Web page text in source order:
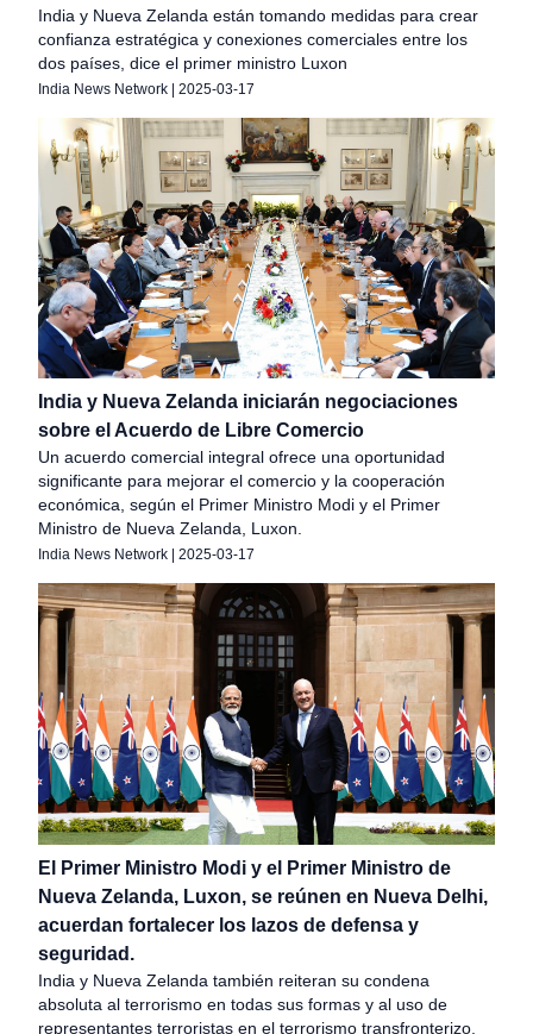
India y Nueva Zelanda están tomando medidas para crear
confianza estratégica y conexiones comerciales entre los
dos países, dice el primer ministro Luxon
India News Network | 2025-03-17
India y Nueva Zelanda iniciarán negociaciones
sobre el Acuerdo de Libre Comercio
Un acuerdo comercial integral ofrece una oportunidad
significante para mejorar el comercio y la cooperación
económica, según el Primer Ministro Modi y el Primer
Ministro de Nueva Zelanda, Luxon.
India News Network 2025-03-17
El Primer Ministro Modi y el Primer Ministro de
Nueva Zelanda, Luxon, se reúnen en Nueva Delhi,
acuerdan fortalecer los lazos de defensa y
seguridad.
India y Nueva Zelanda también reiteran su condena
absoluta al terrorismo en todas sus formas y al uso de
representantes terroristas en el terrorismo transfronterizo.